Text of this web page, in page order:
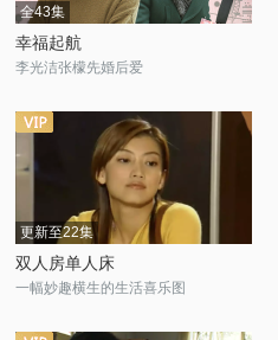
全43集
幸福起航
李光洁张檬先婚后爱
更新至22集
双人房单人床
一幅妙趣横生的生活喜乐图